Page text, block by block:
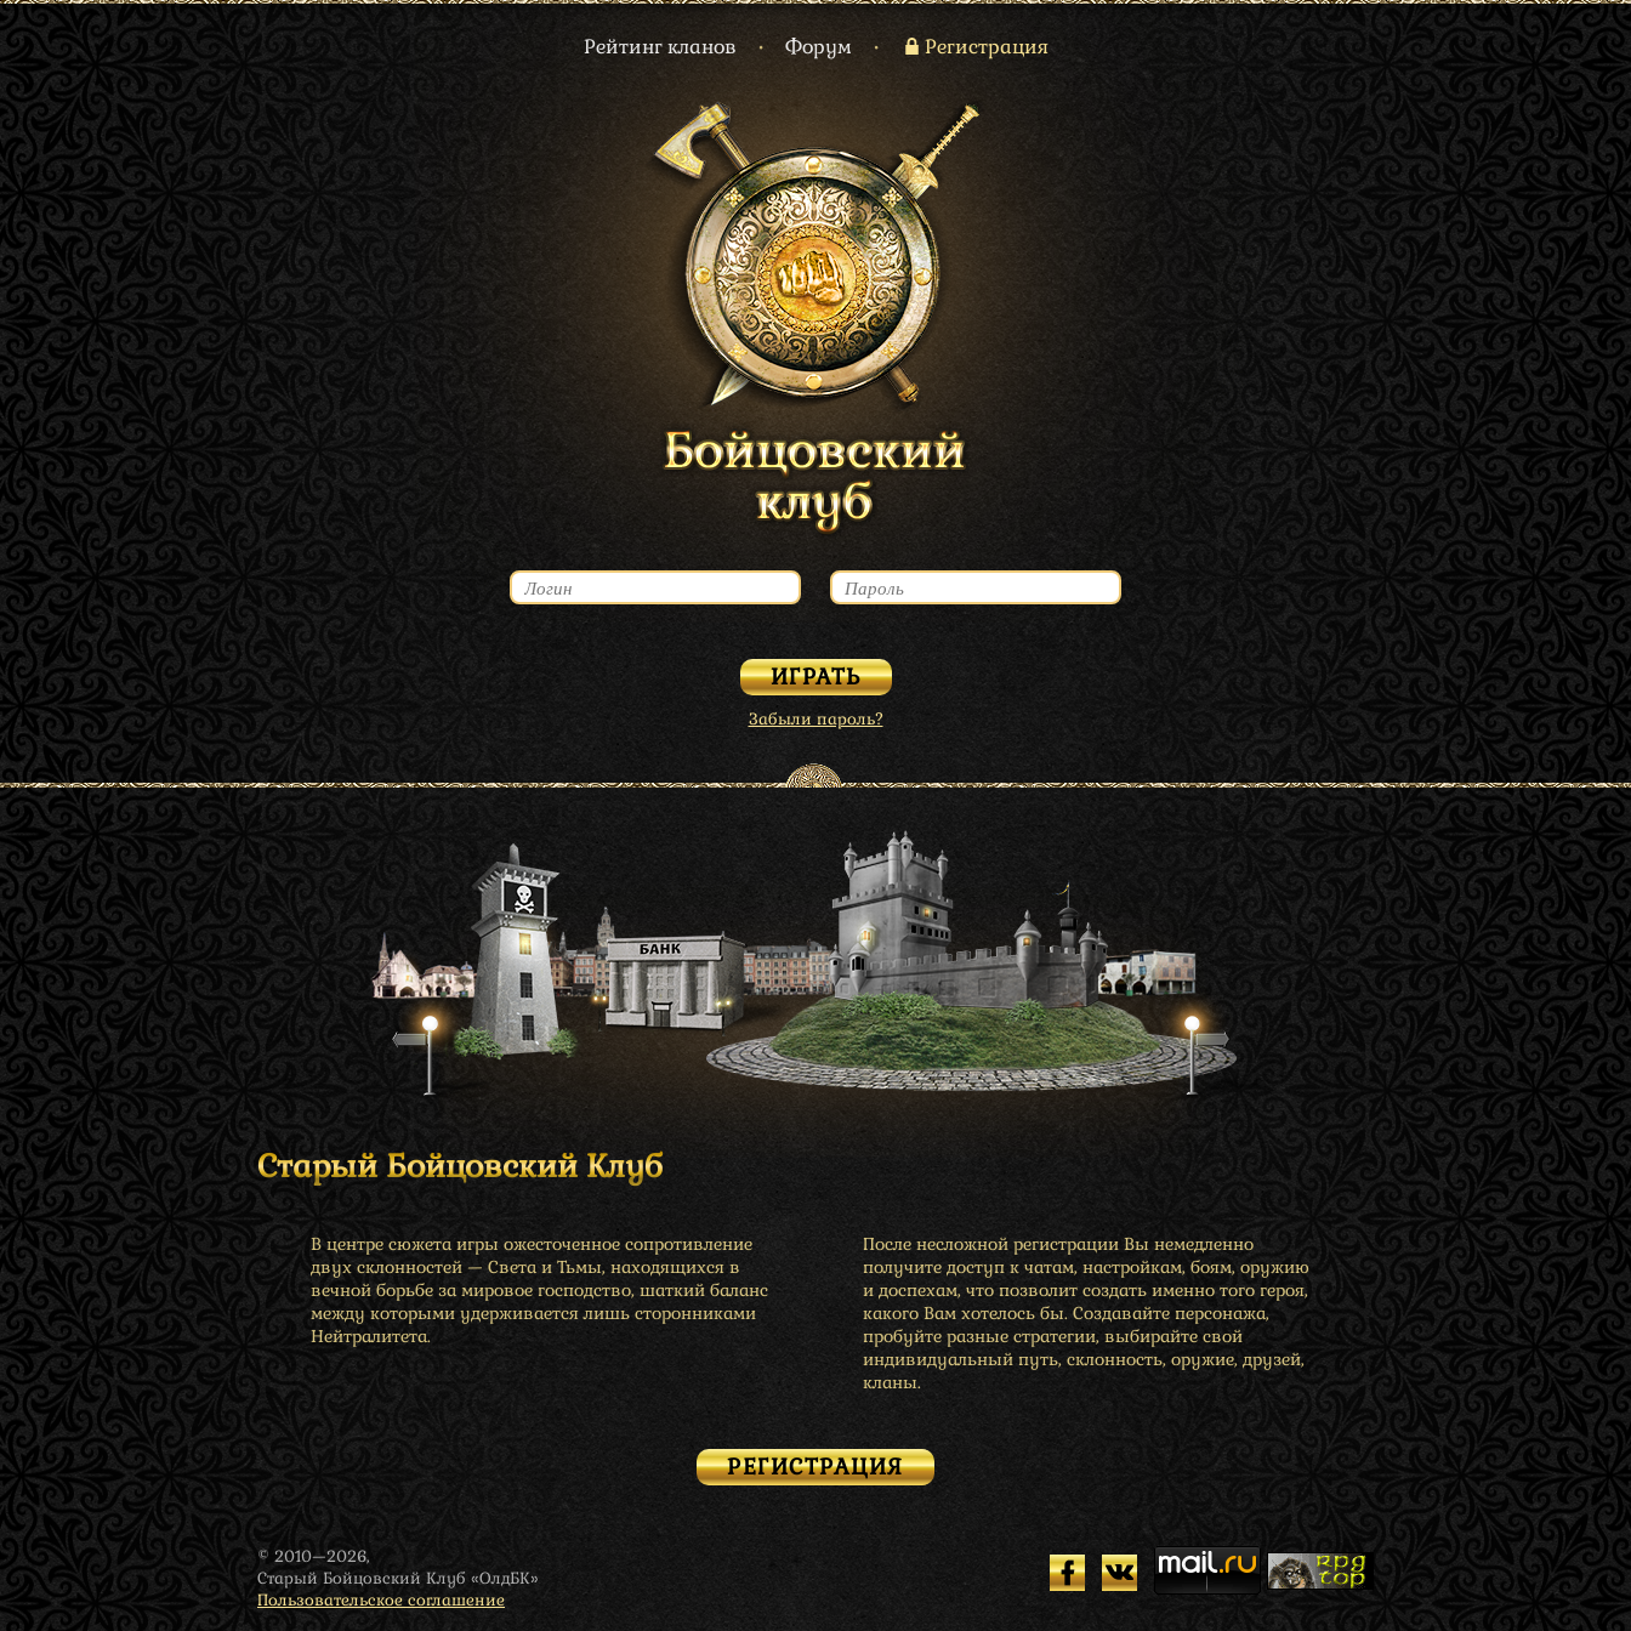
Рейтинг кланов • Форум • Регистрация
Забыли пароль?
Старый Бойцовский Клуб
В центре сюжета игры ожесточенное сопротивление
двух склонностей — Света и Тьмы, находящихся в
вечной борьбе за мировое господство, шаткий баланс
между которыми удерживается лишь сторонниками
Нейтралитета.
После несложной регистрации Вы немедленно
получите доступ к чатам, настройкам, боям, оружию
и доспехам, что позволит создать именно того героя,
какого Вам хотелось бы. Создавайте персонажа,
пробуйте разные стратегии, выбирайте свой
индивидуальный путь, склонность, оружие, друзей,
кланы.
РЕГИСТРАЦИЯ
© 2010—2026,
Старый Бойцовский Клуб «ОлдБК»
Пользовательское соглашение